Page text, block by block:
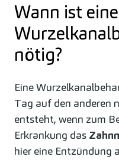
Wann ist eine
nötig?
Eine
Tag auf den anderen
entsteht, wenn zum
Erkrankung das
hier eine Entzündung